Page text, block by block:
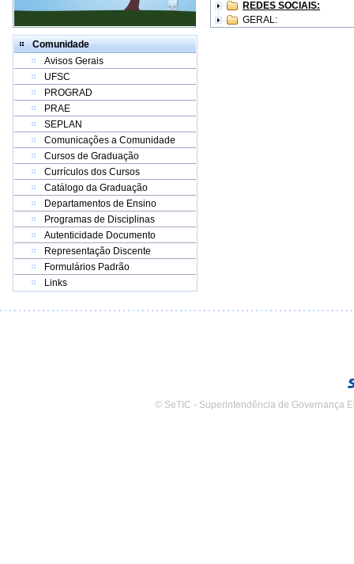
Comunidade
Avisos Gerais
UFSC
PROGRAD
PRAE
SEPLAN
Comunicações a Comunidade
Cursos de Graduação
Currículos dos Cursos
Catálogo da Graduação
Departamentos de Ensino
Programas de Disciplinas
Autenticidade Documento
Representação Discente
Formulários Padrão
Links
REDES SOCIAIS:
GERAL:
© SeTIC - Superintendência de Governança